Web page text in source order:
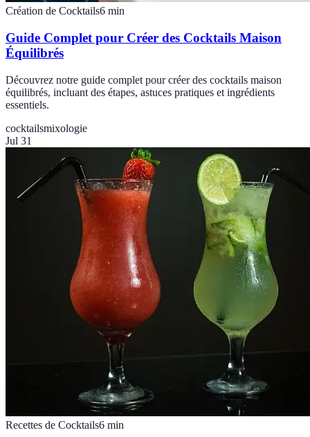
Création de Cocktails6 min
Guide Complet pour Créer des Cocktails Maison
Équilibrés
Découvrez notre guide complet pour créer des cocktails maison
équilibrés, incluant des étapes, astuces pratiques et ingrédients
essentiels.
cocktailsmixologie
Jul 31
Recettes de Cocktails6 min